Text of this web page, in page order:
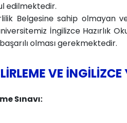
edilmektedir.
Belgesine sahip olmayan
İngilizce Hazırlık
olması gerekmektedir.
VE
Sınavı: